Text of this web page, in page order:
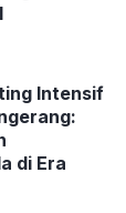
Intensif
di Era